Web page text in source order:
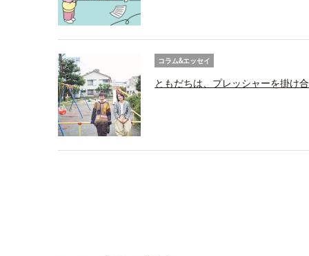
コラム&エッセイ
ともだちは、プレッシャーを掛け